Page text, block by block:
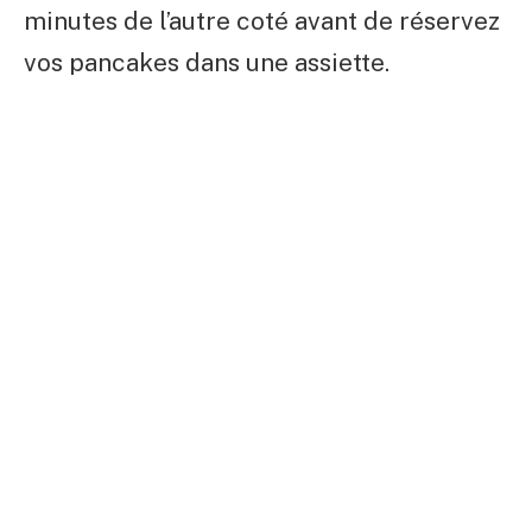
minutes de l’autre coté avant de réservez
vos pancakes dans une assiette.